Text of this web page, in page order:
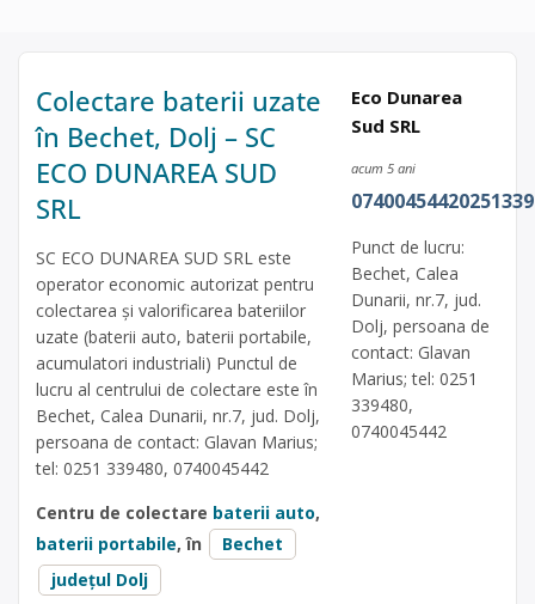
Colectare baterii uzate
în Bechet, Dolj – SC
ECO DUNAREA SUD
SRL
SC ECO DUNAREA SUD SRL este
operator economic autorizat pentru
colectarea și valorificarea bateriilor
uzate (baterii auto, baterii portabile,
acumulatori industriali) Punctul de
lucru al centrului de colectare este în
Bechet, Calea Dunarii, nr.7, jud. Dolj,
persoana de contact: Glavan Marius;
tel: 0251 339480, 0740045442
Centru de colectare baterii auto,
baterii portabile, în
Bechet
județul Dolj
Eco Dunarea
Sud SRL
acum 5 ani
Punct de lucru:
Bechet, Calea
Dunarii, nr.7, jud.
Dolj, persoana de
contact: Glavan
Marius; tel: 0251
339480,
0740045442